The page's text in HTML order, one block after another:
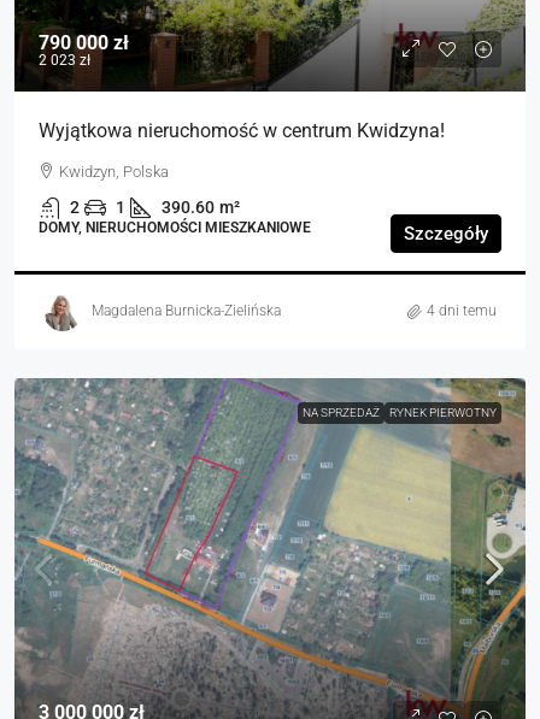
790 000 zł
2 023 zł
Wyjątkowa nieruchomość w centrum Kwidzyna!
Kwidzyn, Polska
2 1 390.60 m²
DOMY, NIERUCHOMOŚCI MIESZKANIOWE Szczegóły
Magdalena Burnicka-Zielińska 4 dni temu
NA SPRZEDAŻ RYNEK PIERWOTNY
3 000 000 zł